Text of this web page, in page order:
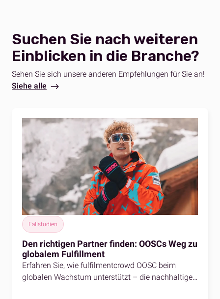
Suchen Sie nach weiteren
Einblicken in die Branche?
Sehen Sie sich unsere anderen Empfehlungen für Sie an!
Siehe alle
Fallstudien
Den richtigen Partner finden: OOSCs Weg zu
globalem Fulfillment
Erfahren Sie, wie fulfilmentcrowd OOSC beim
globalen Wachstum unterstützt – die nachhaltige